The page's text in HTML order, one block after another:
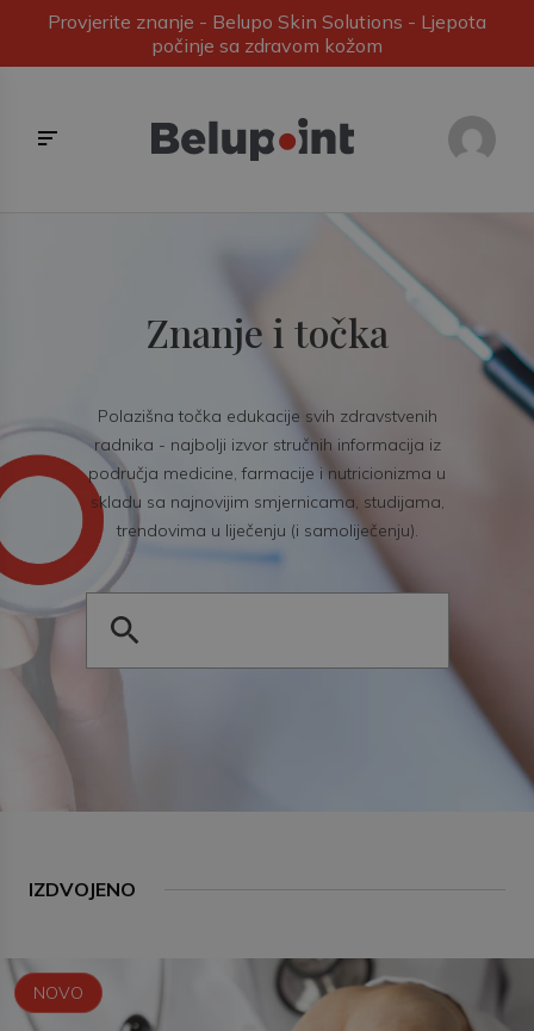
Provjerite znanje - Belupo Skin Solutions - Ljepota
počinje sa zdravom kožom
Znanje i točka
Polazišna točka edukacije svih zdravstvenih
radnika - najbolji izvor stručnih informacija iz
područja medicine, farmacije i nutricionizma u
skladu sa najnovijim smjernicama, studijama,
trendovima u liječenju (i samoliječenju).
IZDVOJENO
NOVO